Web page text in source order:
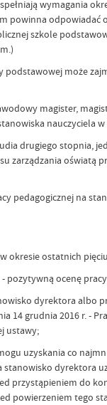
wymagania
powinna
szkole
może
magister,
nauczyciela
drugiego stopnia,
zarządzania oświatą
pedagogicznej na
okresie ostatnich
pozytywną ocenę
dyrektora albo
14 grudnia 2016 r. -
ustawy;
uzyskania co
dyrektora
przystąpieniem do
powierzeniem tego